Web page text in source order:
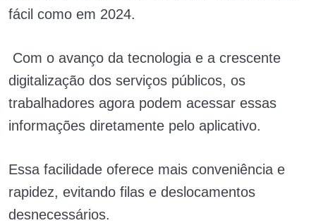
fácil como em 2024.
Com o avanço da tecnologia e a crescente
digitalização dos serviços públicos, os
trabalhadores agora podem acessar essas
informações diretamente pelo aplicativo.
Essa facilidade oferece mais conveniência e
rapidez, evitando filas e deslocamentos
desnecessários.